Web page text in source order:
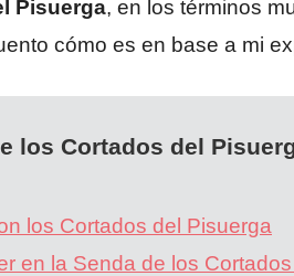
Pisuerga, en los términos
cómo es en base a mi
los Cortados del
los Cortados del Pisuerga
en la Senda de los